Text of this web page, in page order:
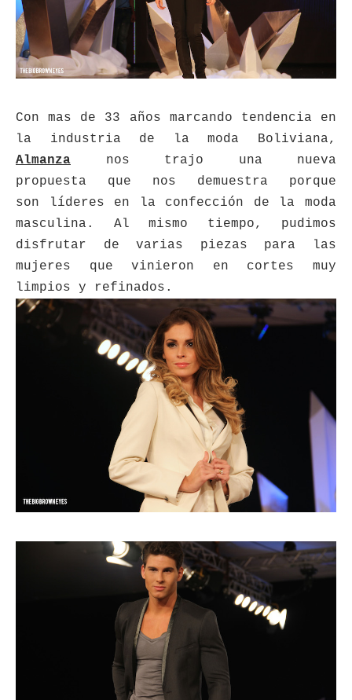
Con mas de 33 años marcando tendencia en
la industria de la moda Boliviana,
Almanza nos trajo una nueva
propuesta que nos demuestra porque
son líderes en la confección de la moda
masculina. Al mismo tiempo, pudimos
disfrutar de varias piezas para las
mujeres que vinieron en cortes muy
limpios y refinados.